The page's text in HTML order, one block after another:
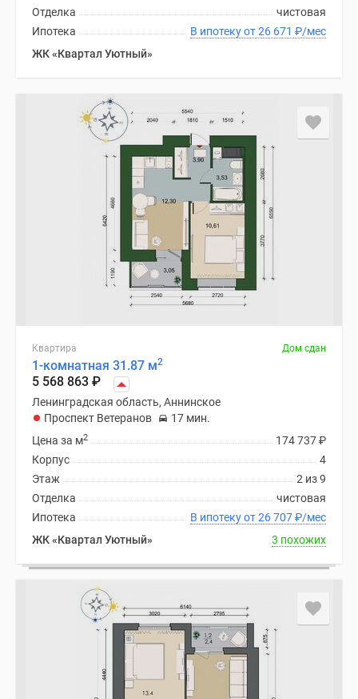
чистовая
Отделка
В ипотеку от 26 671 ₽/мес
Ипотека
ЖК «Квартал Уютный»
Квартира Дом сдан
1-комнатная 31.87 м2
5 568 863 ₽
Ленинградская область, Аннинское
Проспект Ветеранов
17 мин.
174 737₽
Цена за м2
4
Корпус
2 из 9
Этаж
чистовая
Отделка
В ипотеку от 26 707₽/мес
Ипотека
ЖК «Квартал Уютный»
3 похожих